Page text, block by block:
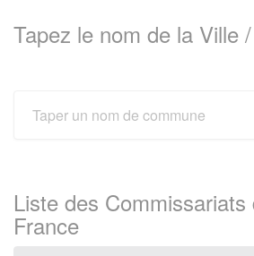
Tapez le nom de la Ville
Liste des Commissariats
France